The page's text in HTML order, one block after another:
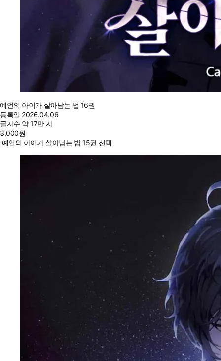
예언의 아이가 살아남는 법 16권
등록일 2026.04.06
글자수 약 17만 자
3,000원
예언의 아이가 살아남는 법 15권 선택